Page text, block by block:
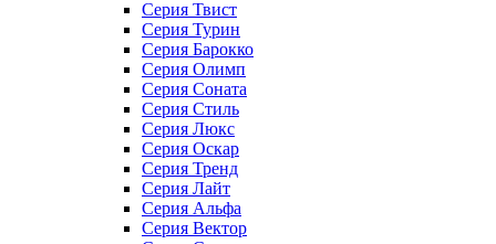
Серия Твист
Серия Турин
Серия Барокко
Серия Олимп
Серия Соната
Серия Стиль
Серия Люкс
Серия Оскар
Серия Тренд
Серия Лайт
Серия Альфа
Серия Вектор